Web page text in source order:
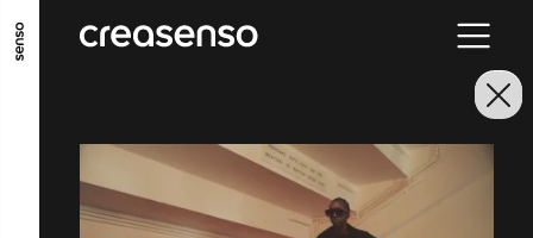
ALLER AU CONTENU PRINCIPAL